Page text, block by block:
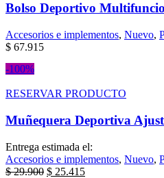
Bolso Deportivo
Accesorios e implementos, Nuevo,
$ 67.915
-100%
RESERVAR PRODUCTO
Muñequera Deportiva
Entrega estimada el:
Accesorios e implementos, Nuevo,
$29.900 $ 25.415